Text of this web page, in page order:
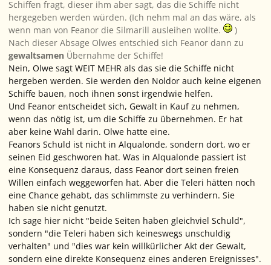
Schiffen fragt, dieser ihm aber sagt, das die Schiffe nicht
hergegeben werden würden. (Ich nehm mal an das wäre, als
wenn man von Feanor die Silmarill ausleihen wollte.
)
Nach dieser Absage Olwes entschied sich Feanor dann zu
gewaltsamen Übernahme der Schiffe!
Nein, Olwe sagt WEIT MEHR als das sie die Schiffe nicht
hergeben werden. Sie werden den Noldor auch keine eigenen
Schiffe bauen, noch ihnen sonst irgendwie helfen.
Und Feanor entscheidet sich, Gewalt in Kaufzu nehmen,
wenn das nötig ist, um die Schiffe zu übernehmen. Er hat
aber keine Wahl darin. Olwe hatte eine.
Feanors Schuld ist nicht in Alqualonde, sondern dort, wo er
seinen Eid geschworen hat. Was in Alqualonde passiert ist
eine Konsequenz daraus, dass Feanor dort seinen freien
Willen einfach weggeworfen hat. Aber die Teleri hätten noch
eine Chance gehabt, das schlimmste zu verhindern. Sie
haben sie nicht genutzt.
Ich sage hier nicht "beide Seiten haben gleichviel Schuld",
sondern "die Teleri haben sich keineswegs unschuldig
verhalten" und "dies war kein willkürlicher Akt der Gewalt,
sondern eine direkte Konsequenz eines anderen Ereignisses".